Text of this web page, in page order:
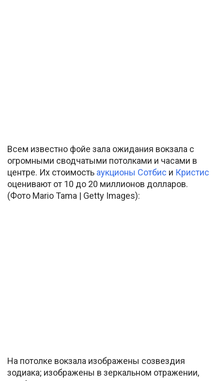
Всем известно фойе зала ожидания вокзала с
огромными сводчатыми потолками и часами в
центре. Их стоимость аукционы Сотбис и Кристис
оценивают от 10 до 20 миллионов долларов.
(Фото Mario Tama | Getty Images):
На потолке вокзала изображены созвездия
зодиака; изображены в зеркальном отражении,